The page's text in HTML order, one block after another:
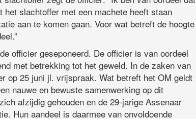
slachtoffer met een machete heeft staan
aan te komen gaan. Voor wat betreft de hoogte
officier geseponeerd. De officier is van oordeel
met betrekking tot het geweld. In de zaken van
op 25 juni jl. vrijspraak. Wat betreft het OM geldt
nauwe en bewuste samenwerking op dit
afzijdig gehouden en de 29-jarige Assenaar
Hun aandeel is daarmee van onvoldoende